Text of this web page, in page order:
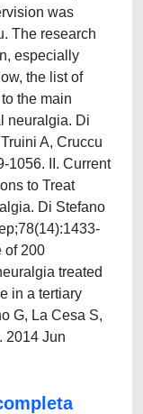
was
The research
especially
the list of
the main
neuralgia. Di
A, Cruccu
1056. II. Current
to Treat
Di Stefano
of 200
treated
in a tertiary
G, La Cesa S,
2014 Jun